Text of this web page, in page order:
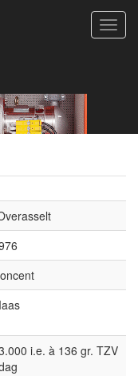
i.e. à 136 gr. TZV